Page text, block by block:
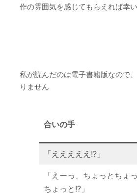
作の雰囲気を感じてもらえれば幸い
私が読んだのは電子書籍版なので
りません
合いの手
「えええええ!?」
「えーっ、ちょっとちょ
ちょっと!?」